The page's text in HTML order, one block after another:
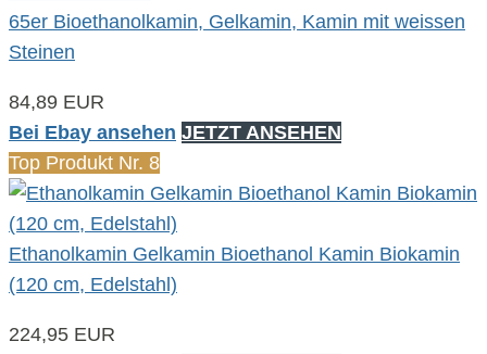
65er Bioethanolkamin, Gelkamin, Kamin mit weissen
Steinen
84,89 EUR
Bei Ebay ansehen JETZT ANSEHEN
Top Produkt Nr. 8
Ethanolkamin Gelkamin Bioethanol Kamin Biokamin
(120 cm, Edelstahl)
224,95 EUR